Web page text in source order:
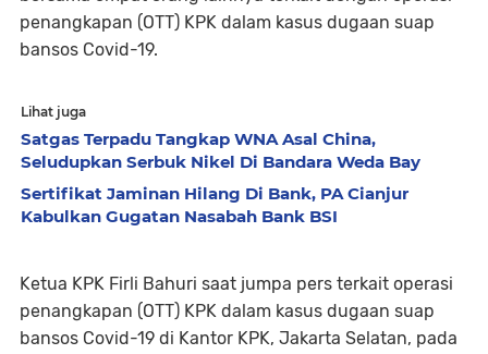
penangkapan (OTT) KPK dalam kasus dugaan suap
bansos Covid-19.
Lihat juga
Satgas Terpadu Tangkap WNA Asal China,
Seludupkan Serbuk Nikel Di Bandara Weda Bay
Sertifikat Jaminan Hilang Di Bank, PA Cianjur
Kabulkan Gugatan Nasabah Bank BSI
Ketua KPK Firli Bahuri saat jumpa pers terkait operasi
penangkapan (OTT) KPK dalam kasus dugaan suap
bansos Covid-19 di Kantor KPK, Jakarta Selatan, pada